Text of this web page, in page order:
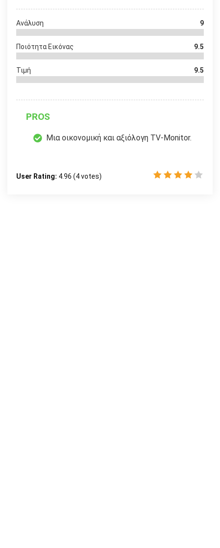
Ανάλυση 9
Ποιότητα Εικόνας 9.5
Τιμή 9.5
PROS
Μια οικονομική και αξιόλογη TV-Monitor.
User Rating: 4.96 (4votes)